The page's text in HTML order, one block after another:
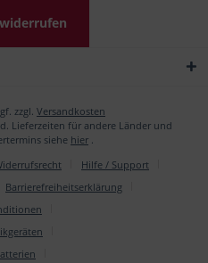
zzgl. Versandkosten
Lieferzeiten für andere Länder und
siehe hier .
Hilfe / Support
Barrierefreiheitserklärung